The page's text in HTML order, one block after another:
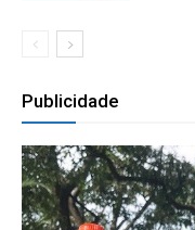
Publicidade